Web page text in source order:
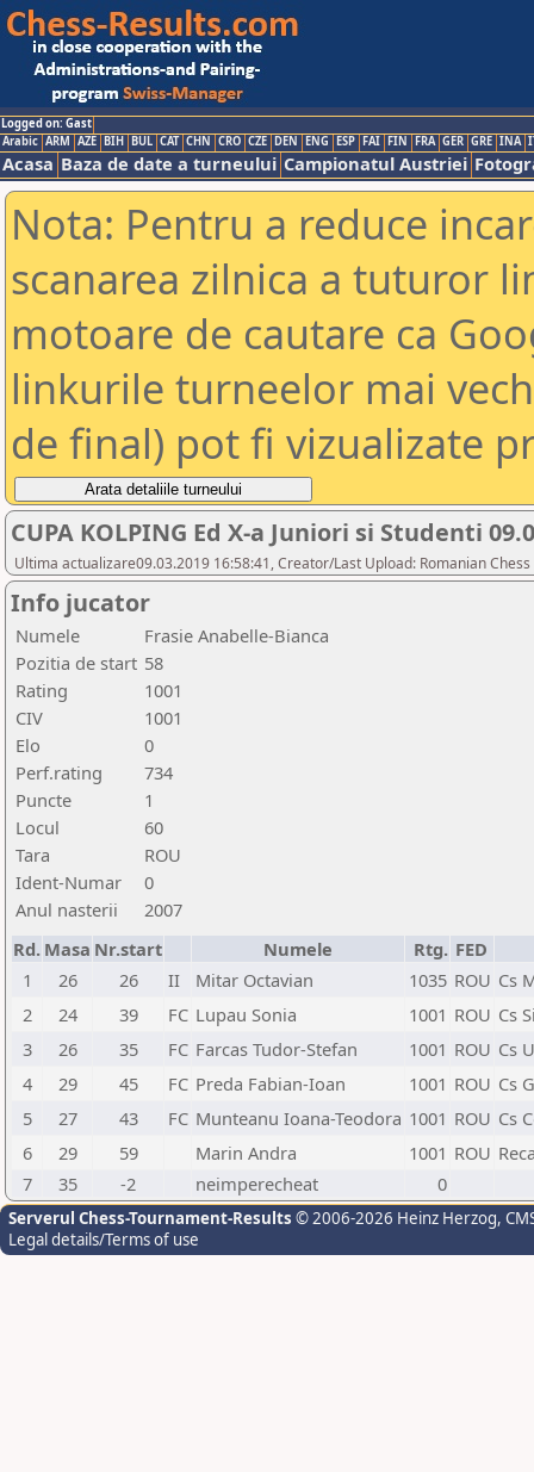
Logged on: Gast
Arabic ARM AZE BIH BUL CAT CHN CRO CZE DEN ENG ESP FAI FIN FRA GER GRE INA
Acasa Baza de date a turneului Campionatul Austriei
Nota: Pentru a reduce
scanarea zilnica a tuturor
motoare de cautare ca
linkurile turneelor mai
de final) pot fi vizualizate
CUPA KOLPING Ed X-a Juniori si Studenti
Ultima actualizare09.03.2019 16:58:41, Creator/Last Upload: Romanian
Info jucator
Numele
Frasie Anabelle-Bianca
Pozitia de start 58
Rating
1001
CIV
1001
Elo
0
Perf.rating
734
Puncte
1
Locul
60
Tara
ROU
Ident-Numar
0
Anul nasterii
2007
Rd. Masa Nr.start Numele Rtg. FED
1
26 26 II Mitar Octavian 1035 ROU Cs
2
24 39 FC Lupau Sonia 1001 ROU Cs
3
26 35 FC Farcas Tudor-Stefan 1001 ROU Cs
4
29 45 FC Preda Fabian-Ioan 1001 ROU Cs
5
27 43 FC Munteanu Ioana-Teodora 1001 ROU Cs
6
29 59 Marin Andra 1001 ROU
7
35 -2 neimperecheat 0
Serverul Chess-Tournament-Results © 2006-2026 Heinz Herzog,
Legal details/Terms of use